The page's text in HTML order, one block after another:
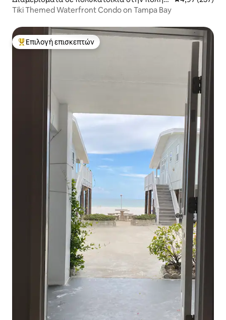
άμπα
Tiki Themed Waterfront Condo on Tampa Bay
Κορυφαία επιλογή επισκεπτών
Επιλογή επισκεπτών